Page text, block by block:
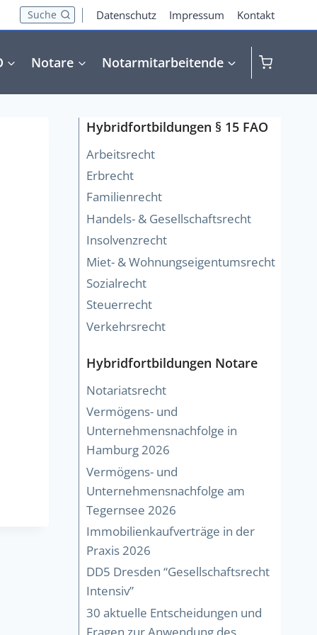
Suche Datenschutz Impressum Kontakt
Notare Notarmitarbeitende
Hybridfortbildungen § 15 FAO
Arbeitsrecht
Erbrecht
Familienrecht
Handels- & Gesellschaftsrecht
Insolvenzrecht
Miet- & Wohnungseigentumsrecht
Sozialrecht
Steuerrecht
Verkehrsrecht
Hybridfortbildungen Notare
Notariatsrecht
Vermögens- und
Unternehmensnachfolge in
Hamburg 2026
Vermögens- und
Unternehmensnachfolge am
Tegernsee 2026
Immobilienkaufverträge in der
Praxis 2026
DD5 Dresden “Gesellschaftsrecht
Intensiv”
30 aktuelle Entscheidungen und
Fragen zur Anwendung des